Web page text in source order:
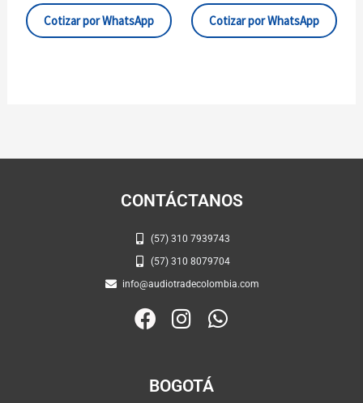
Cotizar por WhatsApp Cotizar por WhatsApp
CONTÁCTANOS
(57) 310 7939743
(57) 310 8079704
info@audiotradecolombia.com
F
e
I
t
W
BOGOTÁ